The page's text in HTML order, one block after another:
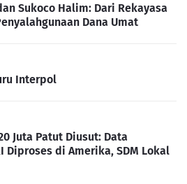
Sukoco Halim: Dari Rekayasa
Dana Umat
Interpol
Juta Patut Diusut: Data
Diproses di Amerika, SDM Lokal